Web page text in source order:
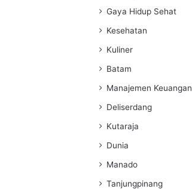
Gaya Hidup Sehat
Kesehatan
Kuliner
Batam
Manajemen Keuangan
Deliserdang
Kutaraja
Dunia
Manado
Tanjungpinang